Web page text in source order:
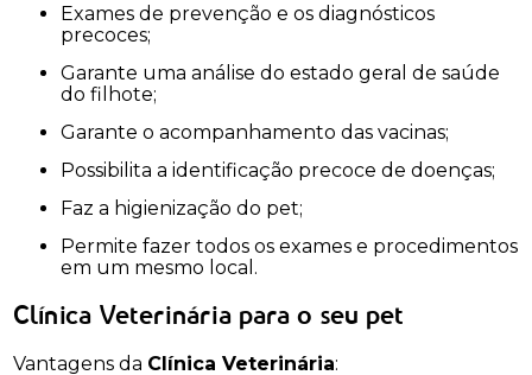
Exames de prevenção e os diagnósticos
precoces;
Garante uma análise do estado geral de saúde
do filhote;
Garante o acompanhamento das vacinas;
Possibilita a identificação precoce de doenças;
Faz a higienização do pet;
Permite fazer todos os exames e procedimentos
em um mesmo local.
Clínica Veterinária para o seu pet
Vantagens da Clínica Veterinária: